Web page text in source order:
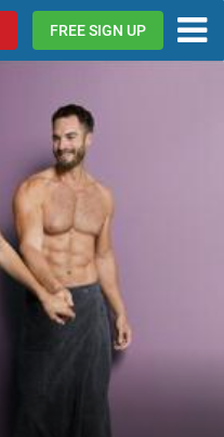
FREE SIGN UP